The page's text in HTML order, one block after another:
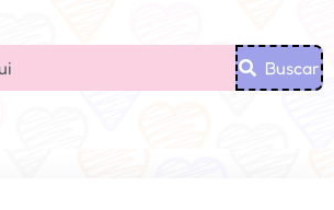
Buscar